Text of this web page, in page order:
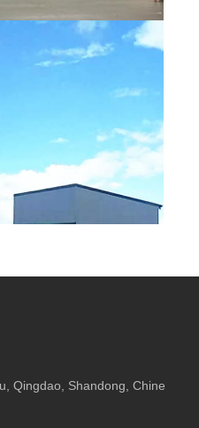
Qingdao, Shandong, Chine